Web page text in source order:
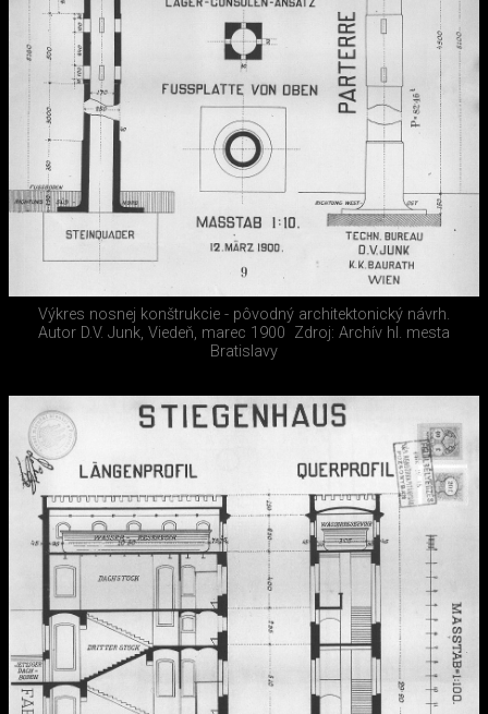
Výkres nosnej konštrukcie - pôvodný architektonický návrh.
Autor D.V. Junk, Viedeň, marec 1900 Zdroj: Archív hl. mesta
Bratislavy